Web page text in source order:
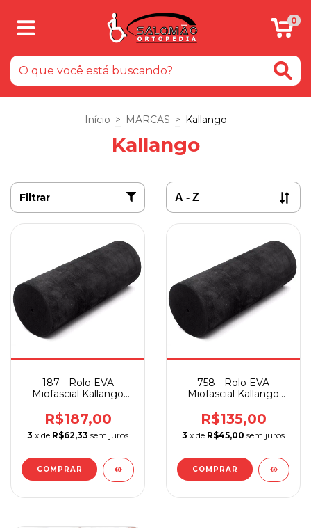
0
Início > MARCAS > Kallango
Kallango
Filtrar
187 - Rolo EVA
Miofascial Kallango
R$187,00
3 x de R$62,33 sem juros
758 - Rolo EVA
Miofascial Kallango
R$135,00
3 x de R$45,00 sem juros